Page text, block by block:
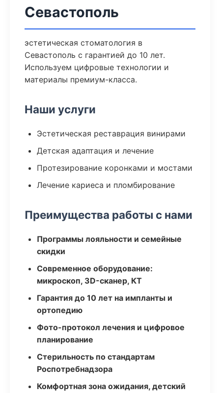
Севастополь
эстетическая стоматология в
Севастополь с гарантией до 10 лет.
Используем цифровые технологии и
материалы премиум-класса.
Наши услуги
Эстетическая реставрация винирами
Детская адаптация и лечение
Протезирование коронками и мостами
Лечение кариеса и пломбирование
Преимущества работы с нами
Программы лояльности и семейные
скидки
Современное оборудование:
микроскоп, 3D-сканер, КТ
Гарантия до 10 лет на импланты и
ортопедию
Фото-протокол лечения и цифровое
планирование
Стерильность по стандартам
Роспотребнадзора
Комфортная зона ожидания, детский